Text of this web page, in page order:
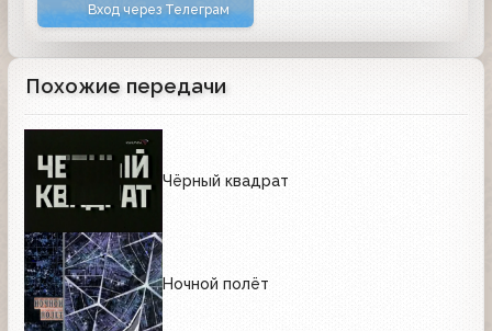
Вход через Телеграм
Похожие передачи
Чёрный квадрат
Ночной полёт